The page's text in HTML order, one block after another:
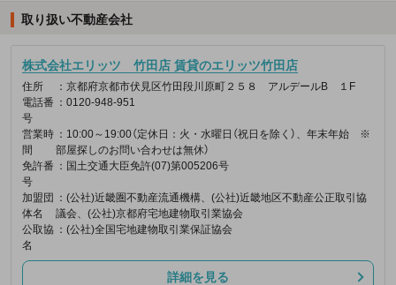
取り扱い不動産会社
株式会社エリッツ 竹田店 賃貸のエリッツ竹田店
住所
：京都府京都市伏見区竹田段川原町２５８ アルデールB １F
電話番
号
：0120-948-951
営業時
間
：10:00～19:00（定休日：火・水曜日（祝日を除く）、年末年始 ※
部屋探しのお問い合わせは無休）
免許番
号
：国土交通大臣免許(07)第005206号
加盟団
体名
：(公社)近畿圏不動産流通機構、(公社)近畿地区不動産公正取引協
議会、(公社)京都府宅地建物取引業協会
公取協
名
：(公社)全国宅地建物取引業保証協会
詳細を見る